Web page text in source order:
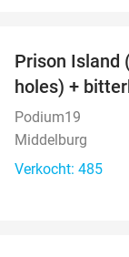
Prison Island
holes) +
Podium19
Middelburg
Verkocht: 485